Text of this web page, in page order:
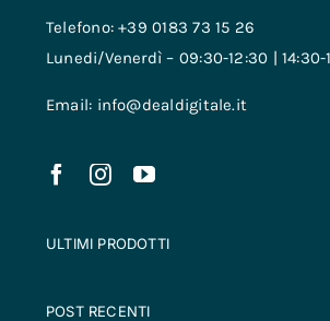
Telefono: +39 0183 73 15 26
Lunedi/Venerdì – 09:30-12:30 | 14:30-
Email: info@dealdigitale.it
ULTIMI PRODOTTI
POST RECENTI